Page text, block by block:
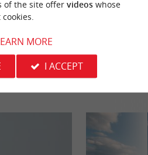
LIKEALSO
of the site offer videoswhose
MORE
I ACCEPT